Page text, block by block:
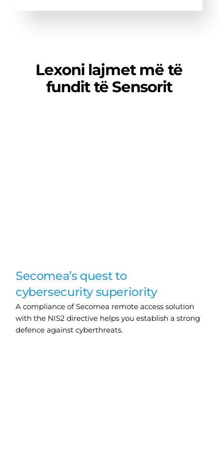
Lexoni lajmet më të
fundit të Sensorit
Secomea’s quest to
cybersecurity superiority
A compliance of Secomea remote access solution
with the NIS2 directive helps you establish a strong
defence against cyberthreats.